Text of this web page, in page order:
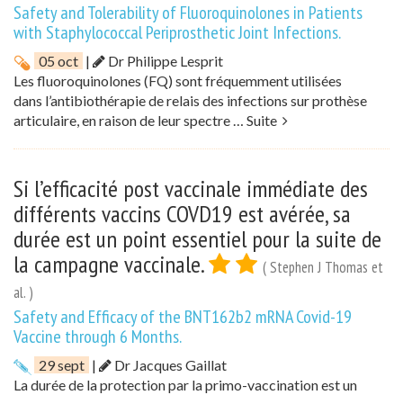
Safety and Tolerability of Fluoroquinolones in Patients
with Staphylococcal Periprosthetic Joint Infections.
05 oct |
Dr Philippe Lesprit
Les fluoroquinolones (FQ) sont fréquemment utilisées
dans l’antibiothérapie de relais des infections sur prothèse
articulaire, en raison de leur spectre … Suite
Si l’efficacité post vaccinale immédiate des
différents vaccins COVD19 est avérée, sa
durée est un point essentiel pour la suite de
la campagne vaccinale.
( Stephen J Thomas et
al. )
Safety and Efficacy of the BNT162b2 mRNA Covid-19
Vaccine through 6 Months.
29 sept |
Dr Jacques Gaillat
La durée de la protection par la primo-vaccination est un